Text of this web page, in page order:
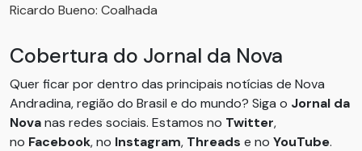
Ricardo Bueno: Coalhada
Cobertura do Jornal da Nova
Quer ficar por dentro das principais notícias de Nova
Andradina, região do Brasil e do mundo? Siga o Jornal da
Novanas redes sociais. Estamos no Twitter,
no Facebook, no Instagram, Threads e no YouTube.